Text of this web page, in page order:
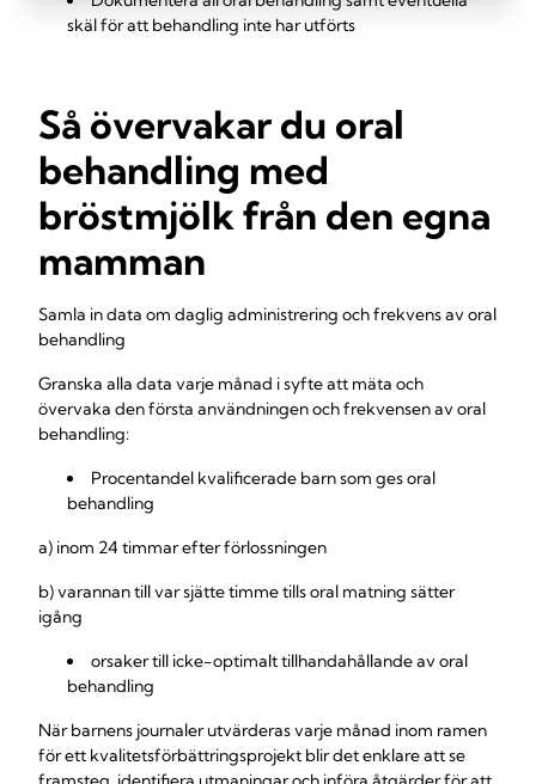
skäl för att behandling inte har utförts
Så övervakar du oral
behandling med
bröstmjölk från den egna
mamman
Samla in data om daglig administrering och frekvens av oral
behandling
Granska alla data varje månad i syfte att mäta och
övervaka den första användningen och frekvensen av oral
behandling:
Procentandel kvalificerade barn som ges oral
behandling
a) inom 24 timmar efter förlossningen
b) varannan till var sjätte timme tills oral matning sätter
igång
orsaker till icke-optimalt tillhandahållande av oral
behandling
När barnens journaler utvärderas varje månad inom ramen
för ett kvalitetsförbättringsprojekt blir det enklare att se